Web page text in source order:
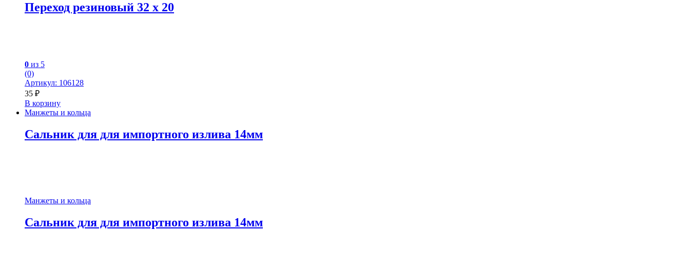
Переход резиновый 32 x 20
0 из 5
(0)
Артикул: 106128
35 ₽
В корзину
Манжеты и кольца
Сальник для для импортного излива 14мм
Манжеты и кольца
Сальник для для импортного излива 14мм